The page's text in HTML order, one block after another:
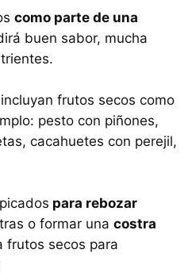
como parte de una
buen sabor, mucha
frutos secos como
pesto con piñones,
cacahuetes con perejil,
para rebozar
o formar una costra
frutos secos para